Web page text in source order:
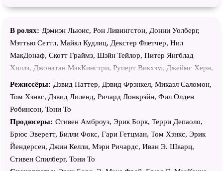
В ролях: Дэмиэн Льюис, Рон Ливингстон, Донни Уолберг,
Мэттью Сеттл, Майкл Кудлиц, Декстер Флетчер, Нил
МакДонаф, Скотт Граймз, Шэйн Тейлор, Питер Янгблад
Хиллз, Джонатан МакКинстри, Руперт Викхэм, Джеймс Херн,
Нил Макдона, Мэттью Лейтч, Николас Аарон, Фил
Барантини, Рик Гомес, Джеймс Мадио, Росс МакКолл, Даг
Аллен, Джордж Калил, Нолан Хеммингс, Робин Лэйн, Рик
Уорден, Дейл Дай, Майкл Фассбендер, Фрэнк Джон Хьюз,
Тим Мэтьюз, Рене Л. Морено, Дуглас Спэйн, Ричард Спейт
мл., Кирк Асеведо, Эйон Бэйли, Крэйг Хини, Питер МакКейб,
Бен Каплан, Марк Хубермэн, Фил МакКи, Эзра Годден, Адам
Джеймс, Марк Лоуренс, Дэвид Николль, Саймон Шатцбергер,
Режиссёры: Дэвид Наттер, Дэвид Фрэнкел, Микаэл Саломон,
Том Хэнкс, Дэвид Лиленд, Ричард Лонкрэйн, Фил Олден
Робинсон, Тони То
Продюсеры: Стивен Амброуз, Эрик Борк, Терри Депаоло,
Брюс Эверетт, Билли Фокс, Гари Гетцман, Том Хэнкс, Эрик
Йендерсен, Джин Келли, Мэри Ричардс, Иван Э. Шварц,
Стивен Спилберг, Тони То